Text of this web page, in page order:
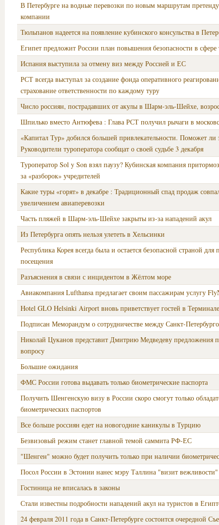
В Петербурге на водные перевозки по новым маршрутам
компании
Тюльпанов надеется на появление кубинского консульства в
Египет предложит России план повышения безопасности в сфере
Испания выступила за отмену виз между Россией и ЕС
РСТ всегда выступал за создание фонда оперативного
страхование ответственности по каждому туру
Число россиян, пострадавших от акулы в Шарм-эль-Шейхе,
Шпилько вместо Антюфева : Глава РСТ получил рычаги в
«Капитал Тур» добился большей привлекательности. Поможет ли
Руководители туроператора сообщат о своей судьбе 3 декабря
Туроператор Sol y Son взял паузу? Кубинская компания
за «разборок» учредителей
Какие туры «горят» в декабре : Традиционный спад продаж
увеличением авиаперевозки
Часть пляжей в Шарм-эль-Шейхе закрыты из-за нападений акул
Из Петербурга опять нельзя улететь в Хельсинки
Республика Корея всегда была и остается безопасной страной
посещения
Разъяснения в связи с инцидентом в Жёлтом море
Авиакомпания Lufthansa предлагает своим пассажирам услугу
Hotel GLO Helsinki Airport вновь приветствует гостей в
Подписан Меморандум о сотрудничестве между Санкт-
Николай Цуканов представит Дмитрию Медведеву предложения
вопросу
Большие ожидания
ФМС России готова выдавать только биометрические паспорта
Получить Шенгенскую визу в России скоро смогут только
биометрических паспортов
Все больше россиян едет на новогодние каникулы в Турцию
Безвизовый режим станет главной темой саммита РФ-ЕС
"Шенген" можно будет получить только при наличии
Посол России в Эстонии нанес мэру Таллина "визит вежливости"
Гостиница не вписалась в законы
Стали известны подробности нападений акул на туристов в
24 февраля 2011 года в Санкт-Петербурге состоится очередной